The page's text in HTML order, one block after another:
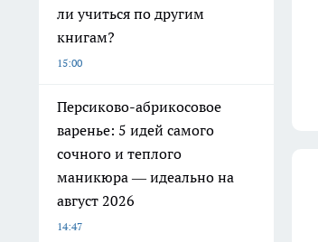
ли учиться по другим
книгам?
15:00
Персиково-абрикосовое
варенье: 5 идей самого
сочного и теплого
маникюра — идеально на
август 2026
14:47